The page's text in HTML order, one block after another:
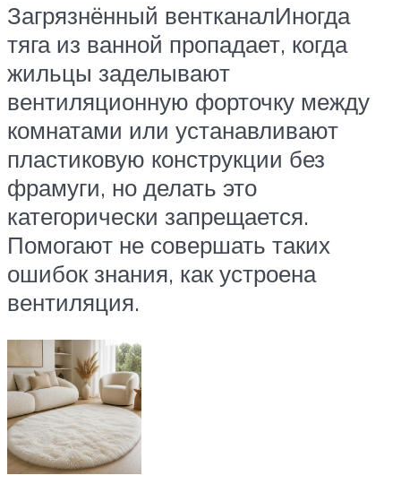
Загрязнённый вентканалИногда
тяга из ванной пропадает, когда
жильцы заделывают
вентиляционную форточку между
комнатами или устанавливают
пластиковую конструкции без
фрамуги, но делать это
категорически запрещается.
Помогают не совершать таких
ошибок знания, как устроена
вентиляция.